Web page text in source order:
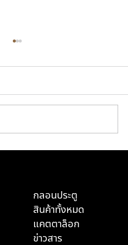
กลอนประตู
สินค้าทั้งหมด
แคตตาล็อก
ข่าวสาร